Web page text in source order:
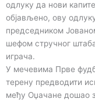
одлуку да нови
објављено, ову
председником
шефом стручног
играча.
У мечевима Прве
терену предводити
међу Оџачане дошао